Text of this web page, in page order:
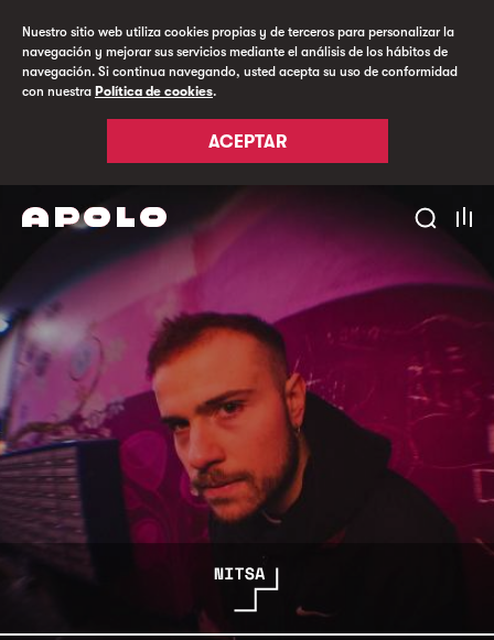
Nuestro sitio web utiliza cookies propias y de terceros para personalizar la
navegación y mejorar sus servicios mediante el análisis de los hábitos de
navegación. Si continua navegando, usted acepta su uso de conformidad
con nuestra Política de cookies.
ACEPTAR